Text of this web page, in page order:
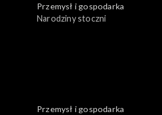
Przemysł i gospodarka
Narodziny stoczni
Przemysł i gospodarka